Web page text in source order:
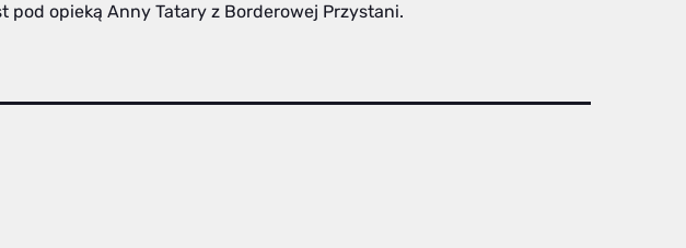
pod opieką Anny Tatary z Borderowej Przystani.